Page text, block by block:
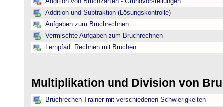
Addition von Bruchzahlen - Grundvorstellungen
Addition und Subtraktion (Lösungskontrolle)
Aufgaben zum Bruchrechnen
Vermischte Aufgaben zum Bruchrechnen
Lernpfad: Rechnen mit Brüchen
Multiplikation und Division von
Bruchrechen-Trainer mit verschiedenen Schwierigkeiten